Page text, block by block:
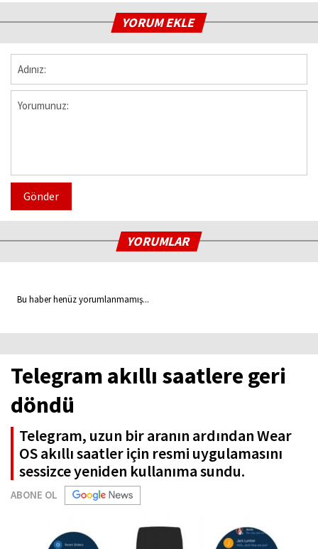
YORUM EKLE
Gönder
YORUMLAR
Bu haber henüz yorumlanmamış...
Telegram akıllı saatlere geri
döndü
Telegram, uzun bir aranın ardından Wear
OS akıllı saatler için resmi uygulamasını
sessizce yeniden kullanıma sundu.
ABONE OL